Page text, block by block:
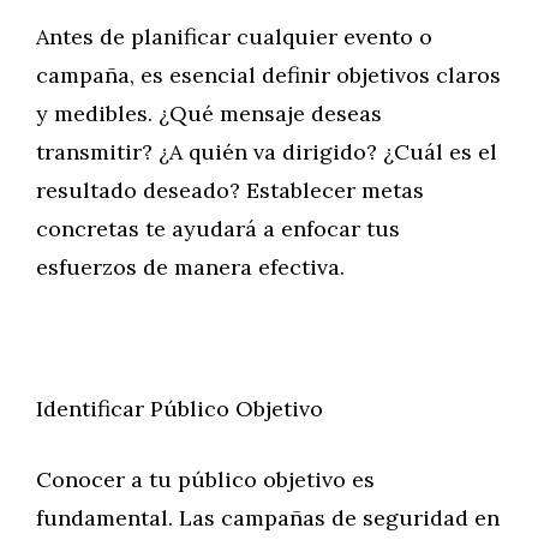
Antes de planificar cualquier evento o
campaña, es esencial definir objetivos claros
y medibles. ¿Qué mensaje deseas
transmitir? ¿A quién va dirigido? ¿Cuál es el
resultado deseado? Establecer metas
concretas te ayudará a enfocar tus
esfuerzos de manera efectiva.
Identificar Público Objetivo
Conocer a tu público objetivo es
fundamental. Las campañas de seguridad en